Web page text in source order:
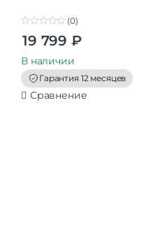
t
o
f
5
(0)
19 799 ₽
В наличии
Гарантия 12 месяцев
Сравнение